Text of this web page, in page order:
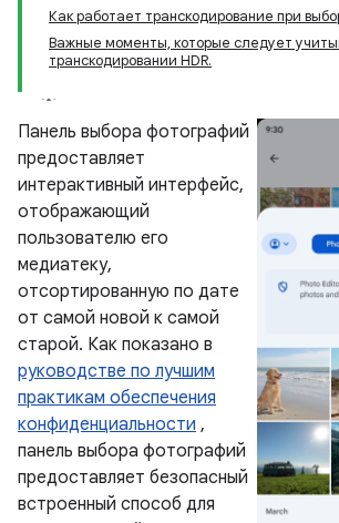
Как работает транскодирование при
Важные моменты, которые следует
транскодировании HDR.
Панель выбора фотографий
предоставляет
интерактивный интерфейс,
отображающий
пользователю его
медиатеку,
отсортированную по дате
от самой новой к самой
старой. Как показано в
руководстве по лучшим
практикам обеспечения
конфиденциальности ,
панель выбора фотографий
предоставляет безопасный
встроенный способ для